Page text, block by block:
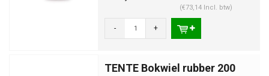
(€73,14 Incl. btw)
- +
TENTE Bokwiel rubber 200